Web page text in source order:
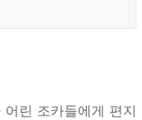
린 조카들에게 편지